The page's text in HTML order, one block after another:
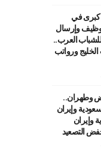
شركات كبرى في
وإرسال
للشباب العرب..
ورواتب
وطهران..
وإيران
وإيران
التصعيد